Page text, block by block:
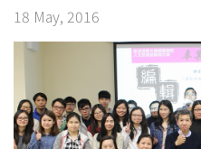
Wing
Sze
on
editorship
18 May, 2016